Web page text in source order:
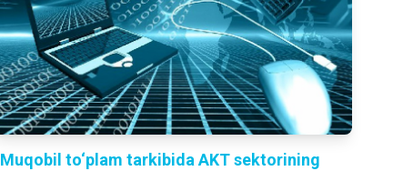
Muqobil to‘plam tarkibida AKT sektorining